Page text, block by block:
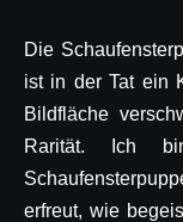
Die
ist in der Tat ein
Bildfläche
Rarität. Ich
erfreut, wie